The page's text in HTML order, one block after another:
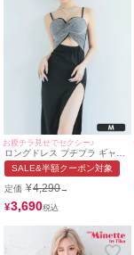
お腹チラ見せでセクシー♪
ロングドレス プチプラ ギャル
タイト スリット セクシー キラ
キラ キャミソール 谷間 背中魅
せ キャバドレス (せいせい着
用/Mサイズ対応) | myMinette/
マイミネット
SALE&半額クーポン対象
定価 ¥4,290→
¥3,690